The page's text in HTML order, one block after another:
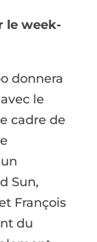
le week-
donnera
le
cadre de
Sun,
François
du